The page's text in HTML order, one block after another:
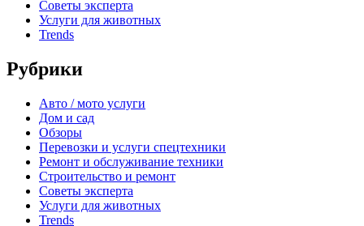
Советы эксперта
Услуги для животных
Trends
Рубрики
Авто / мото услуги
Дом и сад
Обзоры
Перевозки и услуги спецтехники
Ремонт и обслуживание техники
Строительство и ремонт
Советы эксперта
Услуги для животных
Trends